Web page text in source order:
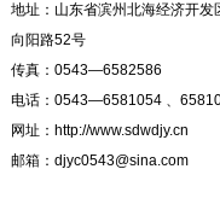
我厂召开“两学一做”学习教
我厂扩产能 保供应 提效率 增
地址：山东省滨州北海经济开发
向阳路52号
传真：0543—6582586
电话：0543—6581054 、
网址：http://www.sdwdjy.cn
邮箱：djyc0543@sina.com